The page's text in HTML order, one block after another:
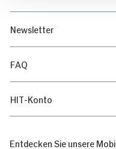
Newsletter
FAQ
HIT-Konto
Entdecken Sie unsere